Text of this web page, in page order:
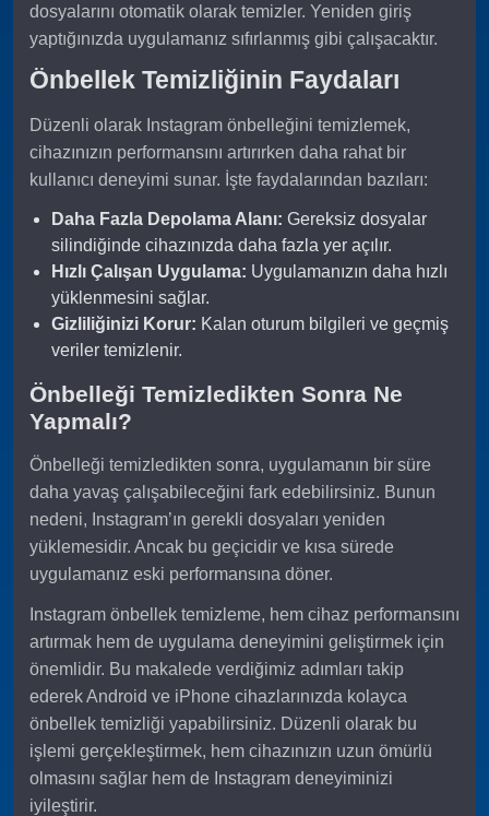
dosyalarını otomatik olarak temizler. Yeniden giriş
yaptığınızda uygulamanız sıfırlanmış gibi çalışacaktır.
Önbellek Temizliğinin Faydaları
Düzenli olarak Instagram önbelleğini temizlemek,
cihazınızın performansını artırırken daha rahat bir
kullanıcı deneyimi sunar. İşte faydalarından bazıları:
Daha Fazla Depolama Alanı: Gereksiz dosyalar
silindiğinde cihazınızda daha fazla yer açılır.
Hızlı Çalışan Uygulama: Uygulamanızın daha hızlı
yüklenmesini sağlar.
Gizliliğinizi Korur: Kalan oturum bilgileri ve geçmiş
veriler temizlenir.
Önbelleği Temizledikten Sonra Ne
Yapmalı?
Önbelleği temizledikten sonra, uygulamanın bir süre
daha yavaş çalışabileceğini fark edebilirsiniz. Bunun
nedeni, Instagram’ın gerekli dosyaları yeniden
yüklemesidir. Ancak bu geçicidir ve kısa sürede
uygulamanız eski performansına döner.
Instagram önbellek temizleme, hem cihaz performansını
artırmak hem de uygulama deneyimini geliştirmek için
önemlidir. Bu makalede verdiğimiz adımları takip
ederek Android ve iPhone cihazlarınızda kolayca
önbellek temizliği yapabilirsiniz. Düzenli olarak bu
işlemi gerçekleştirmek, hem cihazınızın uzun ömürlü
olmasını sağlar hem de Instagram deneyiminizi
iyileştirir.